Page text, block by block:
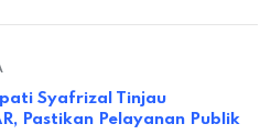
Syafrizal Tinjau
Pastikan Pelayanan Publik